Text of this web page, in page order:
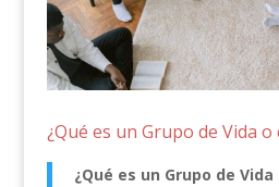
¿Qué es un Grupo de Vida
¿Qué es un Grupo de